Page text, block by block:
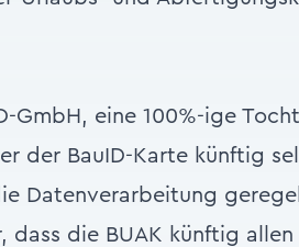
GmbH, eine 100%-ige
der BauID-Karte künftig
Datenverarbeitung
dass die BUAK künftig allen